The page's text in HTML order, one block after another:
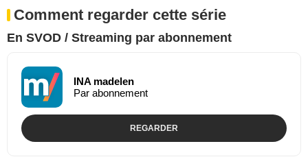
Comment regarder cette série
En SVOD / Streaming par abonnement
INA madelen
Par abonnement
REGARDER